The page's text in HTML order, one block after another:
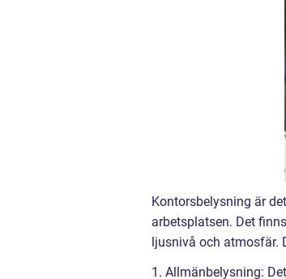
Kontorsbelysning är
arbetsplatsen. Det
ljusnivå och atmosfär.
1. Allmänbelysning: